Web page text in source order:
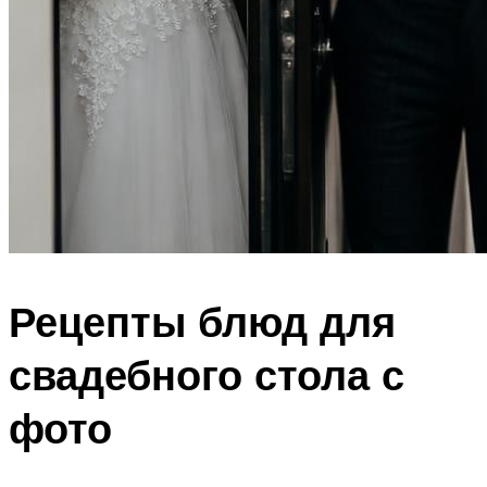
Рецепты блюд для
свадебного стола с
фото